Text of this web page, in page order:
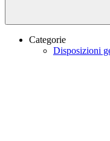
Categorie
Disposizioni